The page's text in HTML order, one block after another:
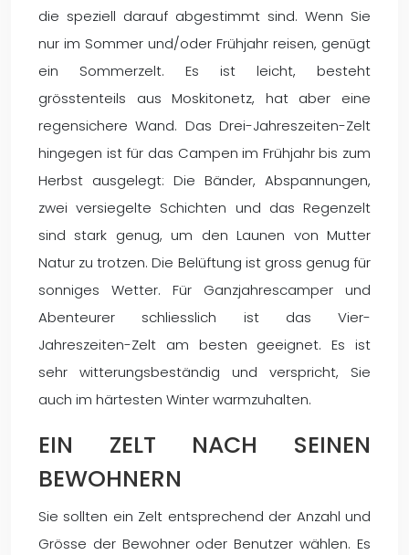
die speziell darauf abgestimmt sind. Wenn Sie
nur im Sommer und/oder Frühjahr reisen, genügt
ein Sommerzelt. Es ist leicht, besteht
grösstenteils aus Moskitonetz, hat aber eine
regensichere Wand. Das Drei-Jahreszeiten-Zelt
hingegen ist für das Campen im Frühjahr bis zum
Herbst ausgelegt: Die Bänder, Abspannungen,
zwei versiegelte Schichten und das Regenzelt
sind stark genug, um den Launen von Mutter
Natur zu trotzen. Die Belüftung ist gross genug für
sonniges Wetter. Für Ganzjahrescamper und
Abenteurer schliesslich ist das Vier-
Jahreszeiten-Zelt am besten geeignet. Es ist
sehr witterungsbeständig und verspricht, Sie
auch im härtesten Winter warmzuhalten.
EIN ZELT NACH SEINEN
BEWOHNERN
Sie sollten ein Zelt entsprechend der Anzahl und
Grösse der Bewohner oder Benutzer wählen. Es